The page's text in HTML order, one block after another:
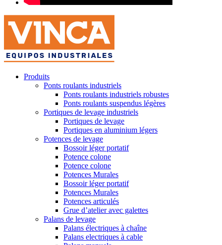
Produits
Ponts roulants industriels
Ponts roulants industriels robustes
Ponts roulants suspendus légères
Portiques de levage industriels
Portiques de levage
Portiques en aluminium légers
Potences de levage
Bossoir léger portatif
Potence colone
Potence colone
Potences Murales
Bossoir léger portatif
Potences Murales
Potences articulés
Grue d’atelier avec galettes
Palans de levage
Palans électriques à chaîne
Palans electriques à cable